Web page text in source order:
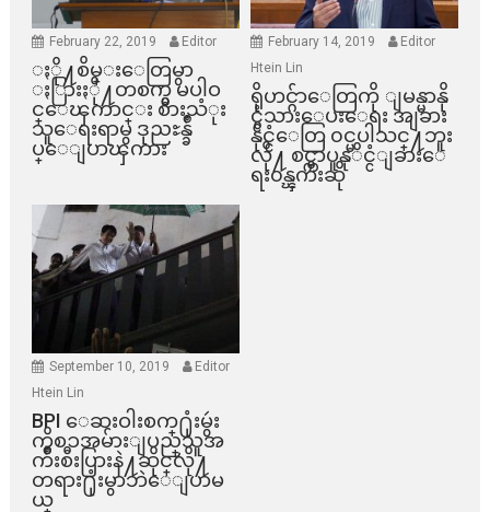
February 22, 2019 Editor
ႏို႔စိမ္းေတြမွာ
ႏြားႏို႔တစက္မွ မပါဝ
င္ေၾကာင္း စားသံုး
သူေရးရာမွ ဒုညႊန္ခ်ဳ
ပ္ေျပာၾကား
February 14, 2019
Editor
Htein Lin
ရိုဟင္ဂ်ာေတြကို ျမန္မာနို
င္ငံသားေပးေရး အျခား
နိုင္ငံေတြ ၀င္မပါသင္႔ဘူး
လို႔ စင္ကာပူနုိင္ငံျခားေ
ရး၀န္ၾကီးဆို
September 10, 2019
Editor
Htein Lin
BPI ​ေဆးဝါးစက္​႐ုံးမွဴး
ကိစၥအမ်ားျပည္​သူအ
က်ိဳးစီးပြားနဲ႔ဆိုင္​လို႔
တရား႐ုံးမွာဘဲေျပာမ
ယ္​